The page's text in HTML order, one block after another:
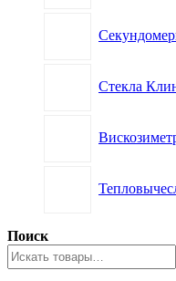
Стекла
Поиск